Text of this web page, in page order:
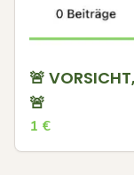
🚨
🚨
1 €